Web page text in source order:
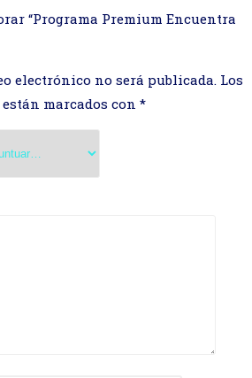
“Programa Premium Encuentra
electrónico no será publicada. Los
marcados con *